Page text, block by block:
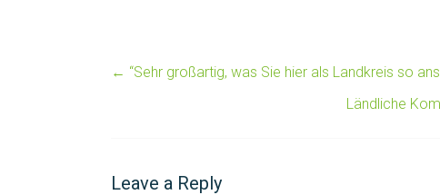
← “Sehr großartig, was Sie hier als Landkreis so
Ländliche
Leave a Reply